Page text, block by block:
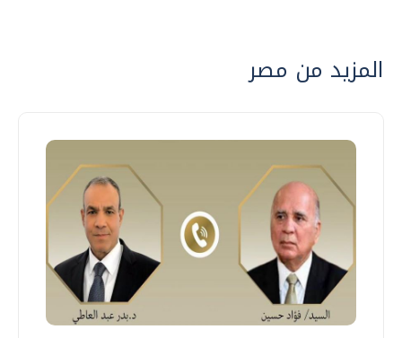
المزيد من مصر